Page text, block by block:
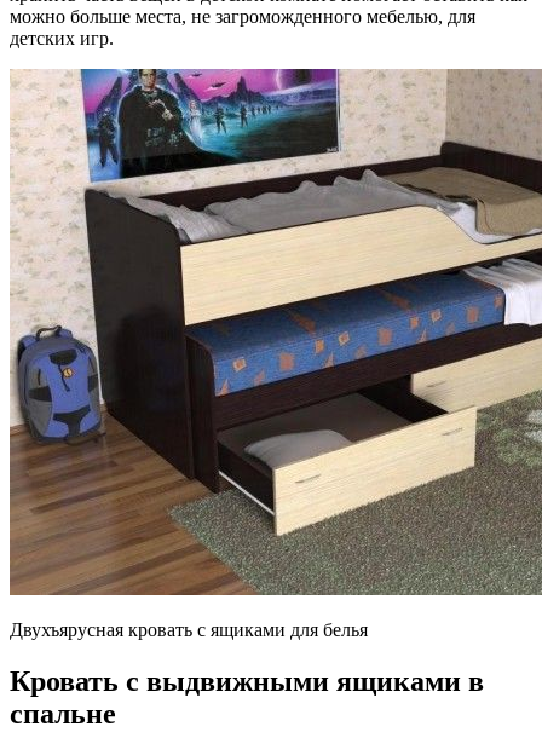
можно больше места, не загроможденного мебелью, для
детских игр.
Двухъярусная кровать с ящиками для белья
Кровать с выдвижными ящиками в
спальне